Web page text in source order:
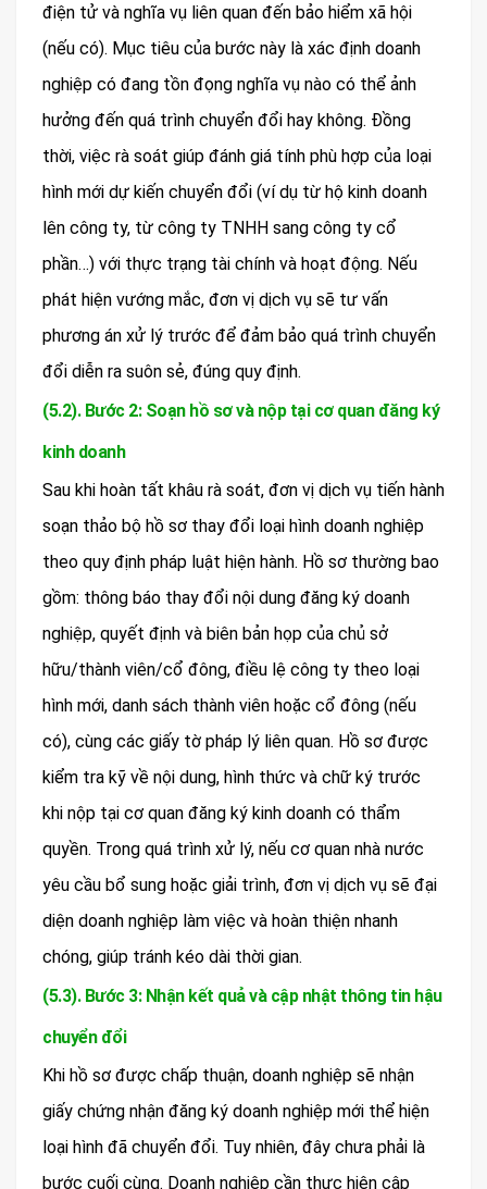
điện tử và nghĩa vụ liên quan đến bảo hiểm xã hội
(nếu có). Mục tiêu của bước này là xác định doanh
nghiệp có đang tồn đọng nghĩa vụ nào có thể ảnh
hưởng đến quá trình chuyển đổi hay không. Đồng
thời, việc rà soát giúp đánh giá tính phù hợp của loại
hình mới dự kiến chuyển đổi (ví dụ từ hộ kinh doanh
lên công ty, từ công ty TNHH sang công ty cổ
phần…) với thực trạng tài chính và hoạt động. Nếu
phát hiện vướng mắc, đơn vị dịch vụ sẽ tư vấn
phương án xử lý trước để đảm bảo quá trình chuyển
đổi diễn ra suôn sẻ, đúng quy định.
(5.2). Bước 2: Soạn hồ sơ và nộp tại cơ quan đăng ký
kinh doanh
Sau khi hoàn tất khâu rà soát, đơn vị dịch vụ tiến hành
soạn thảo bộ hồ sơ thay đổi loại hình doanh nghiệp
theo quy định pháp luật hiện hành. Hồ sơ thường bao
gồm: thông báo thay đổi nội dung đăng ký doanh
nghiệp, quyết định và biên bản họp của chủ sở
hữu/thành viên/cổ đông, điều lệ công ty theo loại
hình mới, danh sách thành viên hoặc cổ đông (nếu
có), cùng các giấy tờ pháp lý liên quan. Hồ sơ được
kiểm tra kỹ về nội dung, hình thức và chữ ký trước
khi nộp tại cơ quan đăng ký kinh doanh có thẩm
quyền. Trong quá trình xử lý, nếu cơ quan nhà nước
yêu cầu bổ sung hoặc giải trình, đơn vị dịch vụ sẽ đại
diện doanh nghiệp làm việc và hoàn thiện nhanh
chóng, giúp tránh kéo dài thời gian.
(5.3). Bước 3: Nhận kết quả và cập nhật thông tin hậu
chuyển đổi
Khi hồ sơ được chấp thuận, doanh nghiệp sẽ nhận
giấy chứng nhận đăng ký doanh nghiệp mới thể hiện
loại hình đã chuyển đổi. Tuy nhiên, đây chưa phải là
bước cuối cùng. Doanh nghiệp cần thực hiện cập